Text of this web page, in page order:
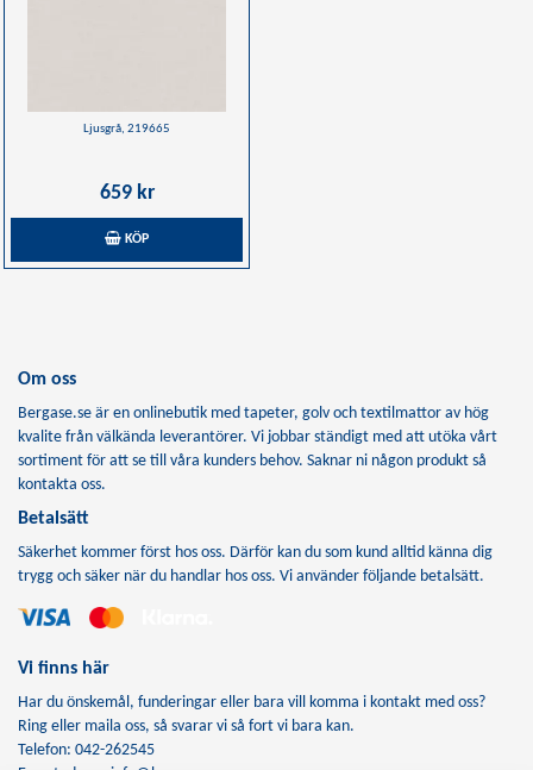
Ljusgrå, 219665
659 kr
KÖP
Om oss
Bergase.se är en onlinebutik med tapeter, golv och textilmattor av hög
kvalite från välkända leverantörer. Vi jobbar ständigt med att utöka vårt
sortiment för att se till våra kunders behov. Saknar ni någon produkt så
kontakta oss.
Betalsätt
Säkerhet kommer först hos oss. Därför kan du som kund alltid känna dig
trygg och säker när du handlar hos oss. Vi använder följande betalsätt.
Vi finns här
Har du önskemål, funderingar eller bara vill komma i kontakt med oss?
Ring eller maila oss, så svarar vi så fort vi bara kan.
Telefon: 042-262545